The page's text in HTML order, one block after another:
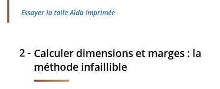
Essayer la toile Aïda imprimée
Calculer dimensions et marges : la
méthode infaillible